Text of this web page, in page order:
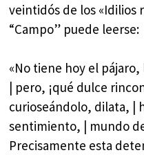
veintidós de los
“Campo” puede leerse:
«No tiene hoy el
| pero, ¡qué dulce
curioseándolo, dilata, |
sentimiento, | mundo
Precisamente esta